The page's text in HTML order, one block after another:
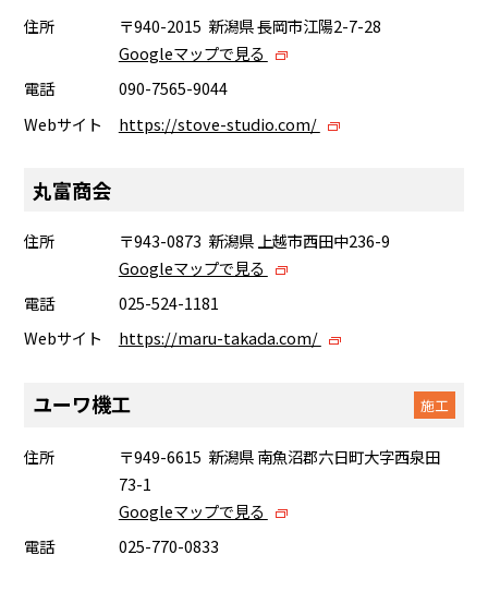
住所
〒940-2015 新潟県 長岡市江陽2-7-28
Googleマップで見る
電話
090-7565-9044
Webサイト
https://stove-studio.com/
丸富商会
住所
〒943-0873 新潟県 上越市西田中236-9
Googleマップで見る
電話
025-524-1181
Webサイト
https://maru-takada.com/
ユーワ機工 施工
住所
〒949-6615 新潟県 南魚沼郡六日町大字西泉田
73-1
Googleマップで見る
電話
025-770-0833